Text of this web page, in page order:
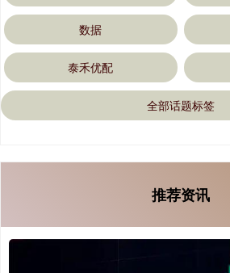
数据
泰禾优配
全部话题标签
推荐资讯